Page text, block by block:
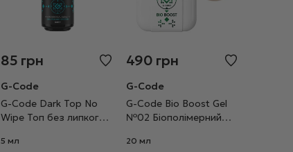
85 грн
G-Code
G-Code Dark Top No
Wipe Топ без липкого
яскравих кольорів, 5
5 мл
490 грн
G-Code
G-Code Bio Boost Gel
№02 Біополімерний
20 мл
20 мл